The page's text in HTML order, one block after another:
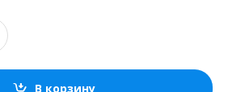
В корзину